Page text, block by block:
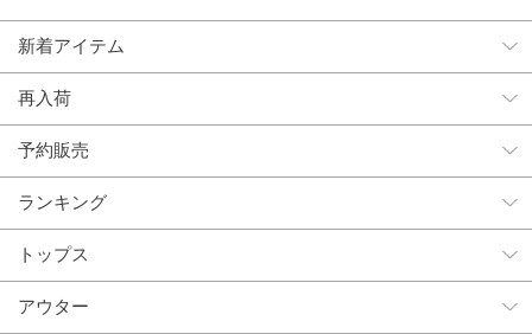
新着アイテム
再入荷
予約販売
ランキング
トップス
アウター